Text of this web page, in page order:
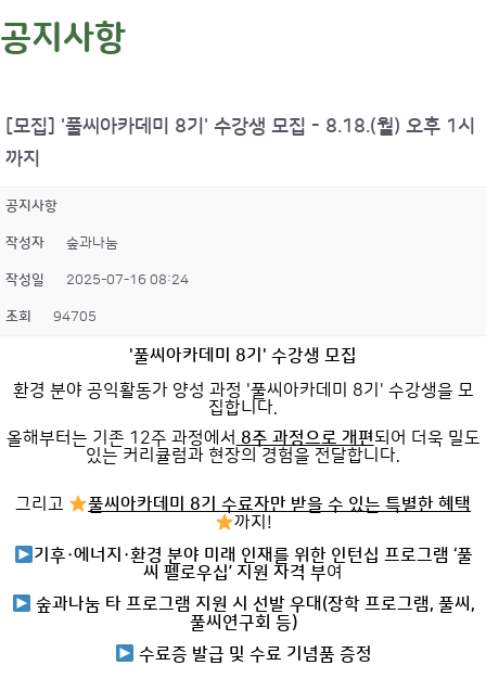
공지사항
[모집] '풀씨아카데미 8기' 수강생 모집 - 8.18.(월) 오후 1시
까지
공지사항
작성자 숲과나눔
작성일 2025-07-16 08:24
조회 94705
'풀씨아카데미 8기' 수강생 모집
환경 분야 공익활동가 양성 과정 '풀씨아카데미 8기' 수강생을 모
집합니다.
올해부터는 기존 12주 과정에서 8주 과정으로 개편되어 더욱 밀도
있는 커리큘럼과 현장의 경험을 전달합니다.
그리고
풀씨아카데미 8기 수료자만 받을 수 있는 특별한 혜택
까지!
기후·에너지·환경 분야 미래 인재를 위한 인턴십 프로그램 ‘풀
씨 펠로우십’ 지원 자격 부여
숲과나눔 타 프로그램 지원 시 선발 우대(장학 프로그램, 풀씨,
풀씨연구회 등)
수료증 발급 및 수료 기념품 증정